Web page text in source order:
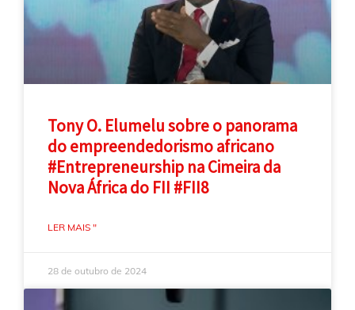
Tony O. Elumelu sobre o panorama
do empreendedorismo africano
#Entrepreneurship na Cimeira da
Nova África do FII #FII8
LER MAIS "
28 de outubro de 2024